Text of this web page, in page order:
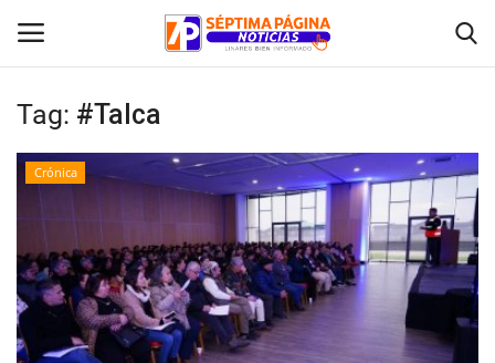
Inicio
Policial
Tribunales
Tag: #Talca
Crónica